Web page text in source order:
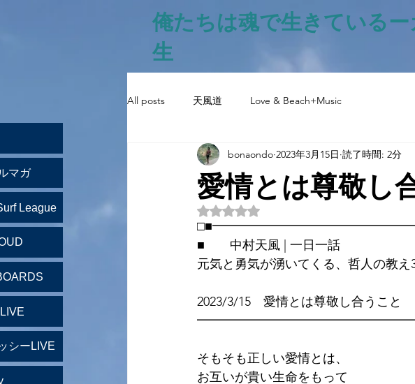
俺たちは魂で生きている
生
All posts 天風道 Love & Beach+Music
愛情とは尊敬し
bonaondo 2023年3月15日 読了時間: 2分
5つ星のうちNaNと評価されています。
■　　中村天風 | 一日一話
元気と勇気が湧いてくる、哲人の教え
2023/3/15　愛情とは尊敬し合うこと
そもそも正しい愛情とは、
お互いが貴い生命をもって
マガ
League
シーLIVE